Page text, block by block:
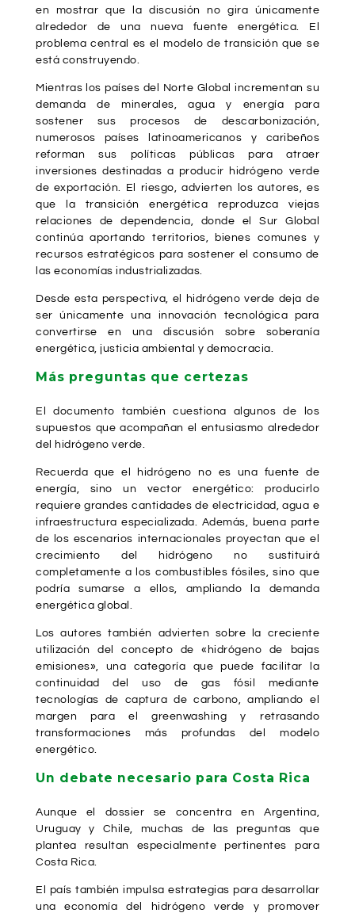
en mostrar que la discusión no gira únicamente
alrededor de una nueva fuente energética. El
problema central es el modelo de transición que se
está construyendo.
Mientras los países del Norte Global incrementan su
demanda de minerales, agua y energía para
sostener sus procesos de descarbonización,
numerosos países latinoamericanos y caribeños
reforman sus políticas públicas para atraer
inversiones destinadas a producir hidrógeno verde
de exportación. El riesgo, advierten los autores, es
que la transición energética reproduzca viejas
relaciones de dependencia, donde el Sur Global
continúa aportando territorios, bienes comunes y
recursos estratégicos para sostener el consumo de
las economías industrializadas.
Desde esta perspectiva, el hidrógeno verde deja de
ser únicamente una innovación tecnológica para
convertirse en una discusión sobre soberanía
energética, justicia ambiental y democracia.
Más preguntas que certezas
El documento también cuestiona algunos de los
supuestos que acompañan el entusiasmo alrededor
del hidrógeno verde.
Recuerda que el hidrógeno no es una fuente de
energía, sino un vector energético: producirlo
requiere grandes cantidades de electricidad, agua e
infraestructura especializada. Además, buena parte
de los escenarios internacionales proyectan que el
crecimiento del hidrógeno no sustituirá
completamente a los combustibles fósiles, sino que
podría sumarse a ellos, ampliando la demanda
energética global.
Los autores también advierten sobre la creciente
utilización del concepto de «hidrógeno de bajas
emisiones», una categoría que puede facilitar la
continuidad del uso de gas fósil mediante
tecnologías de captura de carbono, ampliando el
margen para el greenwashing y retrasando
transformaciones más profundas del modelo
energético.
Un debate necesario para Costa Rica
Aunque el dossier se concentra en Argentina,
Uruguay y Chile, muchas de las preguntas que
plantea resultan especialmente pertinentes para
Costa Rica.
El país también impulsa estrategias para desarrollar
una economía del hidrógeno verde y promover